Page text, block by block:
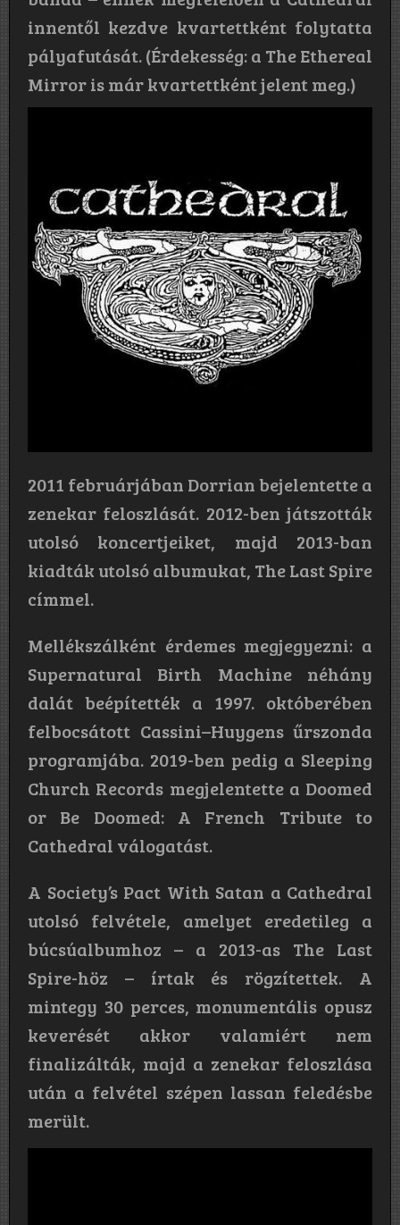
innentől kezdve kvartettként folytatta
pályafutását. (Érdekesség: a The Ethereal
Mirror is már kvartettként jelent meg.)
2011 februárjában Dorrian bejelentette a
zenekar feloszlását. 2012-ben játszották
utolsó koncertjeiket, majd 2013-ban
kiadták utolsó albumukat, The Last Spire
címmel.
Mellékszálként érdemes megjegyezni: a
Supernatural Birth Machine néhány
dalát beépítették a 1997. októberében
felbocsátott Cassini–Huygens űrszonda
programjába. 2019-ben pedig a Sleeping
Church Records megjelentette a Doomed
or Be Doomed: A French Tribute to
Cathedral válogatást.
A Society’s Pact With Satan a Cathedral
utolsó felvétele, amelyet eredetileg a
búcsúalbumhoz – a 2013-as The Last
Spire-höz – írtak és rögzítettek. A
mintegy 30 perces, monumentális opusz
keverését akkor valamiért nem
finalizálták, majd a zenekar feloszlása
után a felvétel szépen lassan feledésbe
merült.